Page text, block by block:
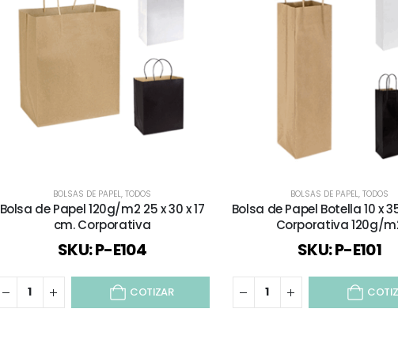
BOLSAS DE PAPEL, TODOS
Bolsa de Papel 120g/m2 25 x 30 x 17
cm. Corporativa
SKU: P-E104
COTIZAR
BOLSAS DE PAPEL, TODOS
Bolsa de Papel Botella 10 x
Corporativa 120g/
SKU: P-E101